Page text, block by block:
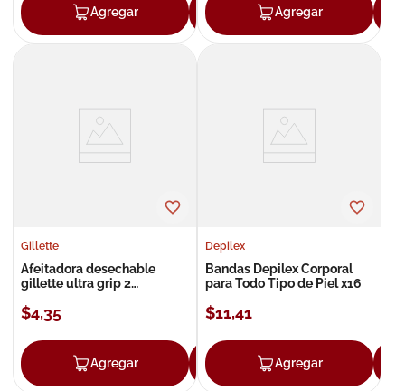
Agregar Agregar
Agregar
Gillette
Afeitadora desechable
gillette ultra grip 2
$4,35
Agregar Agregar
Depilex
Bandas Depilex Corporal
para Todo Tipo de Piel x16
$11,41
Agregar